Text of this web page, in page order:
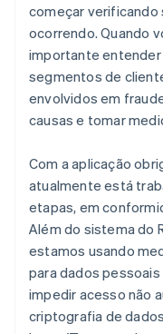
começar verificando
ocorrendo. Quando
importante
segmentos de
envolvidos em
causas e tomar
Com a aplicação
atualmente está
etapas, em
Além do sistema do
estamos usando
para dados
impedir acesso não
criptografia de